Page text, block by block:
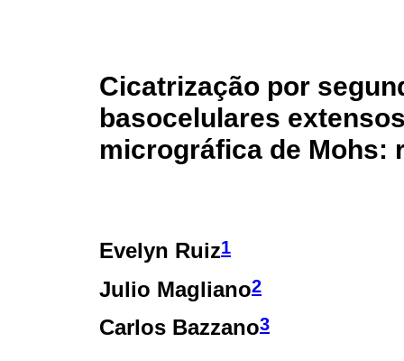
Cicatrização por
basocelulares
micrográfica de Mohs:
Evelyn Ruiz1
Julio Magliano2
Carlos Bazzano3